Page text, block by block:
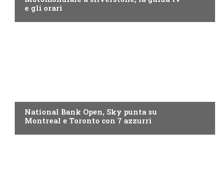
e gli orari
National Bank Open, Sky punta su
Montreal e Toronto con 7 azzurri